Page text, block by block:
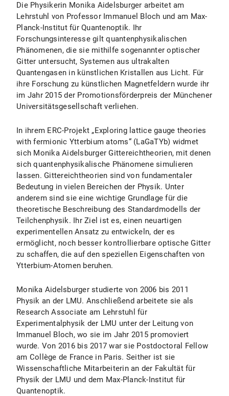
Die Physikerin Monika Aidelsburger arbeitet am
Lehrstuhl von Professor Immanuel Bloch und am Max-
Planck-Institut für Quantenoptik. Ihr
Forschungsinteresse gilt quantenphysikalischen
Phänomenen, die sie mithilfe sogenannter optischer
Gitter untersucht, Systemen aus ultrakalten
Quantengasen in künstlichen Kristallen aus Licht. Für
ihre Forschung zu künstlichen Magnetfeldern wurde ihr
im Jahr 2015 der Promotionsförderpreis der Münchener
Universitätsgesellschaft verliehen.
In ihrem ERC-Projekt „Exploring lattice gauge theories
with fermionic Ytterbium atoms“ (LaGaTYb) widmet
sich Monika Aidelsburger Gittereichtheorien, mit denen
sich quantenphysikalische Phänomene simulieren
lassen. Gittereichtheorien sind von fundamentaler
Bedeutung in vielen Bereichen der Physik. Unter
anderem sind sie eine wichtige Grundlage für die
theoretische Beschreibung des Standardmodells der
Teilchenphysik. Ihr Ziel ist es, einen neuartigen
experimentellen Ansatz zu entwickeln, der es
ermöglicht, noch besser kontrollierbare optische Gitter
zu schaffen, die auf den speziellen Eigenschaften von
Ytterbium-Atomen beruhen.
Monika Aidelsburger studierte von 2006 bis 2011
Physik an der LMU. Anschließend arbeitete sie als
Research Associate am Lehrstuhl für
Experimentalphysik der LMU unter der Leitung von
Immanuel Bloch, wo sie im Jahr 2015 promoviert
wurde. Von 2016 bis 2017 war sie Postdoctoral Fellow
am Collège de France in Paris. Seither ist sie
Wissenschaftliche Mitarbeiterin an der Fakultät für
Physik der LMU und dem Max-Planck-Institut für
Quantenoptik.